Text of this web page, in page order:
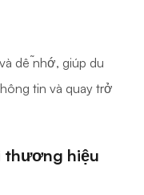
dễ nhớ, giúp du
tin và quay trở
thương hiệu